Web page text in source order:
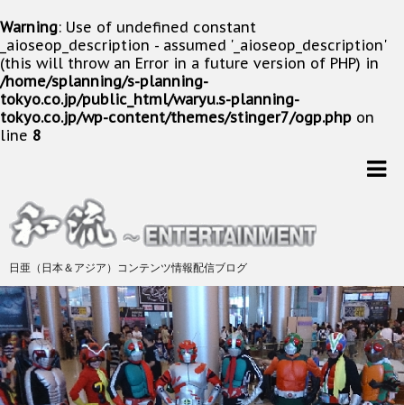
Warning: Use of undefined constant
_aioseop_description - assumed '_aioseop_description'
(this will throw an Error in a future version of PHP) in
/home/splanning/s-planning-
tokyo.co.jp/public_html/waryu.s-planning-
tokyo.co.jp/wp-content/themes/stinger7/ogp.php on
line 8
日亜（日本＆アジア）コンテンツ情報配信ブログ